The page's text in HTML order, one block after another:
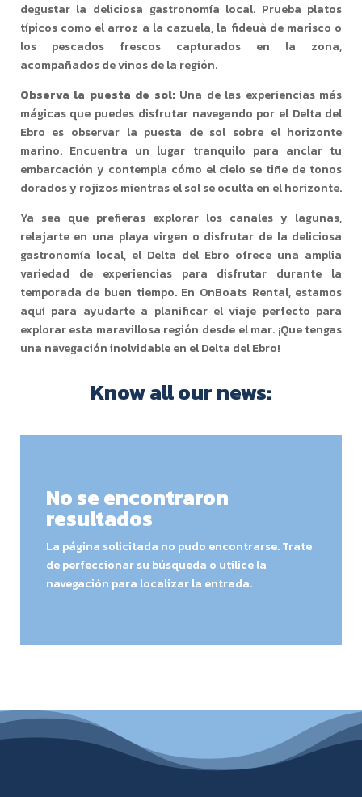
degustar la deliciosa gastronomía local. Prueba platos
típicos como el arroz a la cazuela, la fideuà de marisco o
los pescados frescos capturados en la zona,
acompañados de vinos de la región.
Observa la puesta de sol: Una de las experiencias más
mágicas que puedes disfrutar navegando por el Delta del
Ebro es observar la puesta de sol sobre el horizonte
marino. Encuentra un lugar tranquilo para anclar tu
embarcación y contempla cómo el cielo se tiñe de tonos
dorados y rojizos mientras el sol se oculta en el horizonte.
Ya sea que prefieras explorar los canales y lagunas,
relajarte en una playa virgen o disfrutar de la deliciosa
gastronomía local, el Delta del Ebro ofrece una amplia
variedad de experiencias para disfrutar durante la
temporada de buen tiempo. En OnBoats Rental, estamos
aquí para ayudarte a planificar el viaje perfecto para
explorar esta maravillosa región desde el mar. ¡Que tengas
una navegación inolvidable en el Delta del Ebro!
Know all our news:
No se encontraron
resultados
La página solicitada no pudo encontrarse. Trate
de perfeccionar su búsqueda o utilice la
navegación para localizar la entrada.